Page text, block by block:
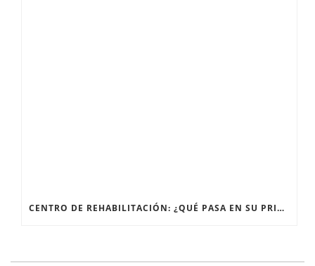
CENTRO DE REHABILITACIÓN: ¿QUÉ PASA EN SU PRIMERA SESIÓN?